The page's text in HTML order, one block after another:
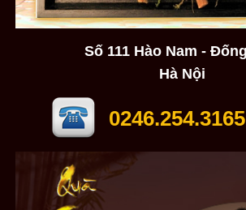
Số 111 Hào Nam -
Hà Nội
0246.254.3165